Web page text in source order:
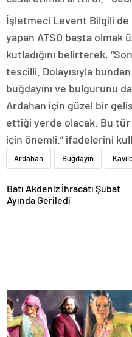
İşletmeci Levent Bilgili de
yapan ATSO başta olmak
kutladığını belirterek,
tescilli. Dolayısıyla
buğdayını ve bulgurunu
Ardahan için güzel bir
ettiği yerde olacak. Bu
için önemli.” ifadelerini
Ardahan Buğdayın
Batı Akdeniz İhracatı Şubat
Ayında Geriledi